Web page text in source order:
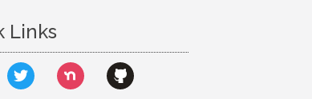
Links
twitter nextdoorgithub